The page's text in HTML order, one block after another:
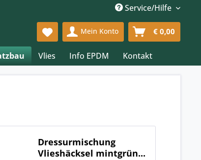
Service/Hilfe
Mein Konto € 0,00
Vlies Info EPDM Kontakt
Dressurmischung
Vlieshäcksel mintgrün...